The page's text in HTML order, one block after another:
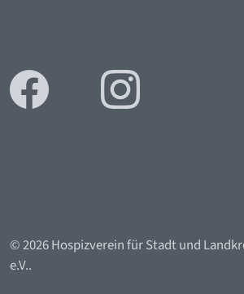
© 2026 Hospizverein für Stadt und
e.V..